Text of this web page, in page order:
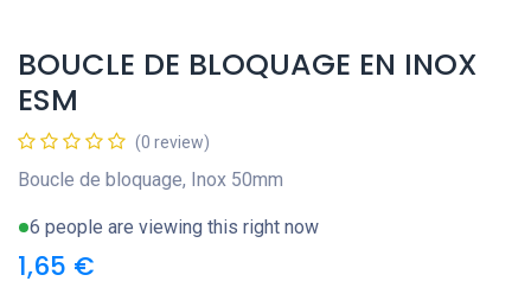
BOUCLE DE BLOQUAGE EN INOX
ESM
(0 review)
Boucle de bloquage, Inox 50mm
6 people are viewing this right now
1,65 €